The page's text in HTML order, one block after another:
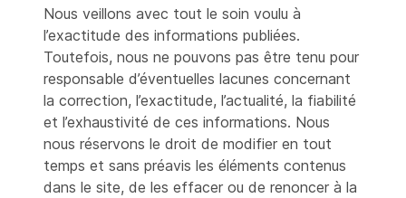
Nous veillons avec tout le soin voulu à
l’exactitude des informations publiées.
Toutefois, nous ne pouvons pas être tenu pour
responsable d’éventuelles lacunes concernant
la correction, l’exactitude, l’actualité, la fiabilité
et l’exhaustivité de ces informations. Nous
nous réservons le droit de modifier en tout
temps et sans préavis les éléments contenus
dans le site, de les effacer ou de renoncer à la